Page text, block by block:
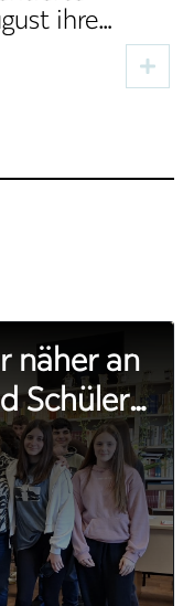
ihre
näher an
Schülern
der
TNRS